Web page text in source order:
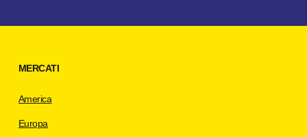
MERCATI
America
Europa